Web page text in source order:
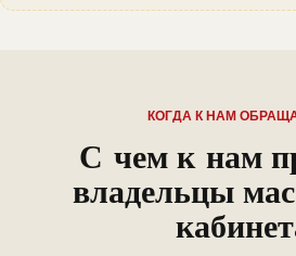
КОГДА К НАМ
С чем к нам
владельцы